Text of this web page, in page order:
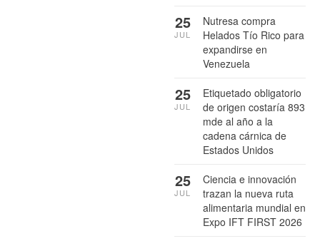
Nutresa compra
Helados Tío Rico para
expandirse en
Venezuela
25
JUL
Etiquetado obligatorio
de origen costaría 893
mde al año a la
cadena cárnica de
Estados Unidos
25
JUL
Ciencia e innovación
trazan la nueva ruta
alimentaria mundial en
Expo IFT FIRST 2026
25
JUL